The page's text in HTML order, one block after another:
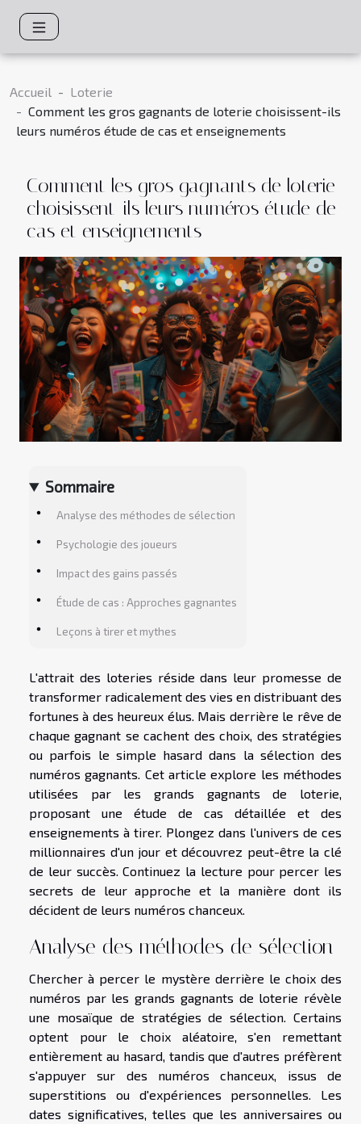
Accueil
Loterie
Comment les gros gagnants de loterie choisissent-ils
leurs numéros étude de cas et enseignements
Comment les gros gagnants de loterie
choisissent-ils leurs numéros étude de
cas et enseignements
Sommaire
Analyse des méthodes de sélection
Psychologie des joueurs
Impact des gains passés
Étude de cas : Approches gagnantes
Leçons à tirer et mythes
L'attrait des loteries réside dans leur promesse de
transformer radicalement des vies en distribuant des
fortunes à des heureux élus. Mais derrière le rêve de
chaque gagnant se cachent des choix, des stratégies
ou parfois le simple hasard dans la sélection des
numéros gagnants. Cet article explore les méthodes
utilisées par les grands gagnants de loterie,
proposant une étude de cas détaillée et des
enseignements à tirer. Plongez dans l'univers de ces
millionnaires d'un jour et découvrez peut-être la clé
de leur succès. Continuez la lecture pour percer les
secrets de leur approche et la manière dont ils
décident de leurs numéros chanceux.
Analyse des méthodes de sélection
Chercher à percer le mystère derrière le choix des
numéros par les grands gagnants de loterie révèle
une mosaïque de stratégies de sélection. Certains
optent pour le choix aléatoire, s'en remettant
entièrement au hasard, tandis que d'autres préfèrent
s'appuyer sur des numéros chanceux, issus de
superstitions ou d'expériences personnelles. Les
dates significatives, telles que les anniversaires ou